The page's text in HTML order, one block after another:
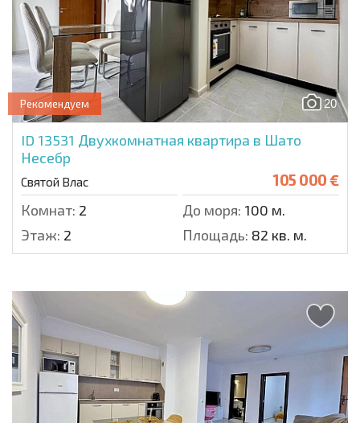
20
Рекомендуем
ID 13531 Двухкомнатная квартира в Шато
Несебр
Святой Влас 105 000 €
Комнат: 2 До моря: 100 м.
Этаж: 2 Площадь: 82 кв. м.